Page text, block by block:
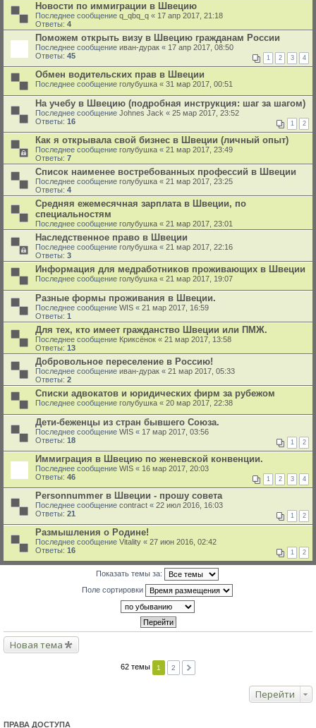
Новости по иммиграции в Швецию
Последнее сообщение q_qbq_q « 17 апр 2017, 21:18
Ответы: 4
Поможем открыть визу в Швецию гражданам России
Последнее сообщение иван-дурак « 17 апр 2017, 08:50
Ответы: 45 1 2 3 4
Обмен водительских прав в Швеции
Последнее сообщение голубушка « 31 мар 2017, 00:51
На учебу в Швецию (подробная инструкция: шаг за шагом)
Последнее сообщение Johnes Jack « 25 мар 2017, 23:52
Ответы: 16 1 2
Как я открывала свой бизнес в Швеции (личный опыт)
Последнее сообщение голубушка « 21 мар 2017, 23:49
Ответы: 7
Список наименее востребованныx профессий в Швеции
Последнее сообщение голубушка « 21 мар 2017, 23:25
Ответы: 4
Средняя ежемесячная зарплата в Швеции, по
специальностям
Последнее сообщение голубушка « 21 мар 2017, 23:01
Наследственное право в Швеции
Последнее сообщение голубушка « 21 мар 2017, 22:16
Ответы: 3
Информация для медработников проживающих в Швеции
Последнее сообщение голубушка « 21 мар 2017, 19:07
Разные формы проживания в Швеции.
Последнее сообщение WIS « 21 мар 2017, 16:59
Ответы: 1
Для тех, кто имеет гражданство Швеции или ПМЖ.
Последнее сообщение Криксёнок « 21 мар 2017, 13:58
Ответы: 13
Добровольное переселение в Россию!
Последнее сообщение иван-дурак « 21 мар 2017, 05:33
Ответы: 2
Списки адвокатов и юридических фирм за рубежом
Последнее сообщение голубушка « 20 мар 2017, 22:38
Дети-беженцы из стран бывшего Союза.
Последнее сообщение WIS « 17 мар 2017, 03:56
Ответы: 18 1 2
Иммиграция в Швецию по женевской конвенции.
Последнее сообщение WIS « 16 мар 2017, 20:03
Ответы: 46 1 2 3 4
Personnummer в Швеции - прошу совета
Последнее сообщение contract « 22 июл 2016, 16:03
Ответы: 21 1 2
Размышления о Родине!
Последнее сообщение Vitality « 27 июн 2016, 02:42
Ответы: 16 1 2
Показать темы за:
Поле сортировки
Новая тема
62 темы 1 2
Перейти
ПРАВА ДОСТУПА